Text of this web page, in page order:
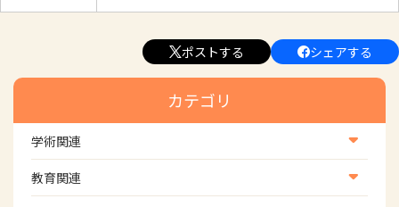
ポストする シェアする
カテゴリ
学術関連
学術・研究
学会
教育関連